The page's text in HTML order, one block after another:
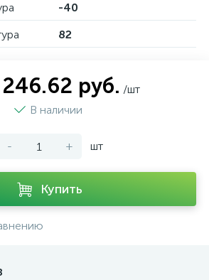
-40
82
руб. /шт
В наличии
- + шт
Купить